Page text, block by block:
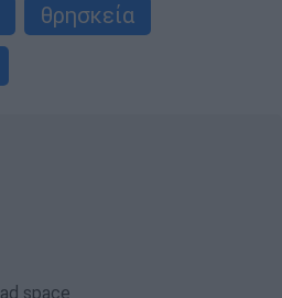
θρησκεία